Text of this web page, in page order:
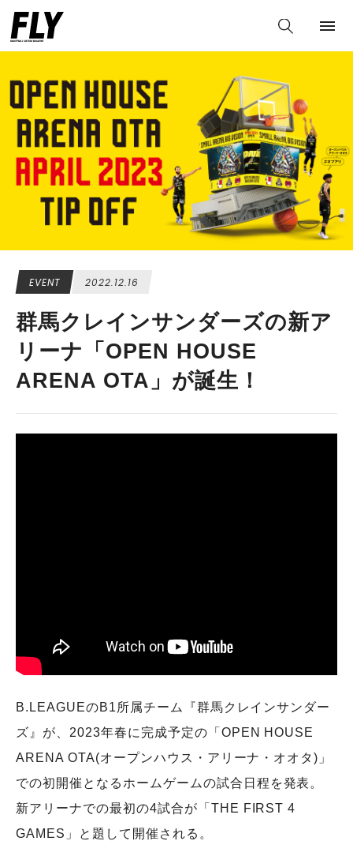
EVENT 2022.12.16
群馬クレインサンダーズの新ア
リーナ「OPEN HOUSE
ARENA OTA」が誕生！
B.LEAGUEのB1所属チーム『群馬クレインサンダー
ズ』が、2023年春に完成予定の「OPEN HOUSE
ARENA OTA(オープンハウス・アリーナ・オオタ)」
での初開催となるホームゲームの試合日程を発表。
新アリーナでの最初の4試合が「THE FIRST 4
GAMES」と題して開催される。